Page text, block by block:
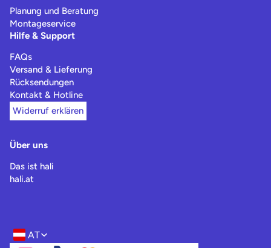
Planung und Beratung
Montageservice
Hilfe & Support
FAQs
Versand & Lieferung
Rücksendungen
Kontakt & Hotline
Widerruf erklären
Über uns
Das ist hali
hali.at
Region- und Sprachwahl
AT